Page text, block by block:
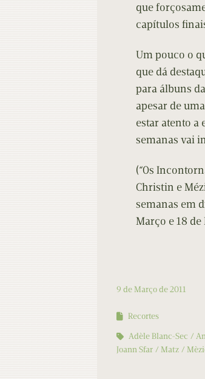
que
capítulos
Um pouco o
que dá
para álbuns
apesar de
estar atento a
semanas vai
(“Os
Christin e
semanas em
Março e 18 de
9 de Março de 2011
Recortes
Adèle Blanc-Sec
Joann Sfar
Matz